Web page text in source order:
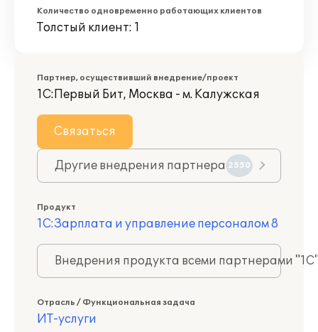
Количество одновременно работающих клиентов
Толстый клиент: 1
Партнер, осуществивший внедрение/проект
1С:Первый Бит, Москва - м. Калужская
Связаться
Другие внедрения партнера 2550
Продукт
1С:Зарплата и управление персоналом 8
Внедрения продукта всеми партнерами
Отрасль / Функциональная задача
ИТ-услуги